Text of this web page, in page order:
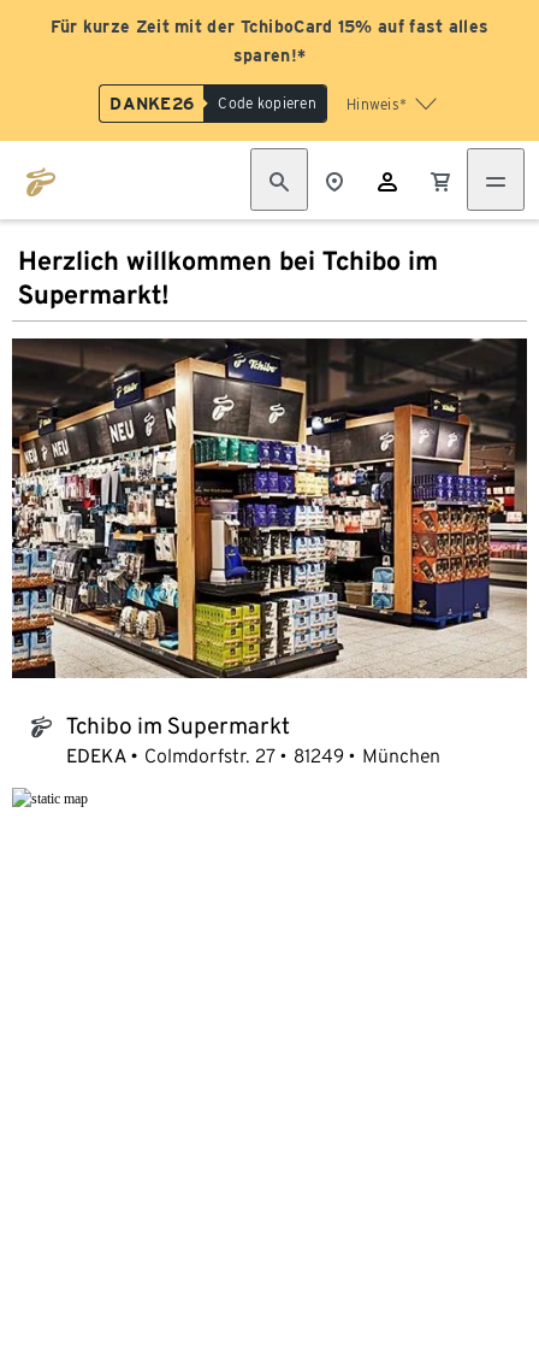
Für kurze Zeit mit der TchiboCard 15% auf fast alles
sparen!*
DANKE26 Code kopieren Hinweis*
Herzlich willkommen bei Tchibo im
Supermarkt!
tchibo_logo Tchibo im Supermarkt
EDEKA Colmdorfstr. 27 81249 München